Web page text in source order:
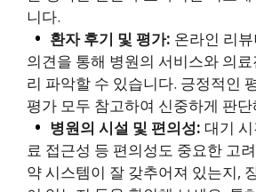
니다.
환자 후기 및 평가: 온라인 리
의견을 통해 병원의 서비스와 의
리 파악할 수 있습니다. 긍정적인
평가 모두 참고하여 신중하게 판
병원의 시설 및 편의성: 대기
료 접근성 등 편의성도 중요한 고
약 시스템이 잘 갖추어져 있는지,